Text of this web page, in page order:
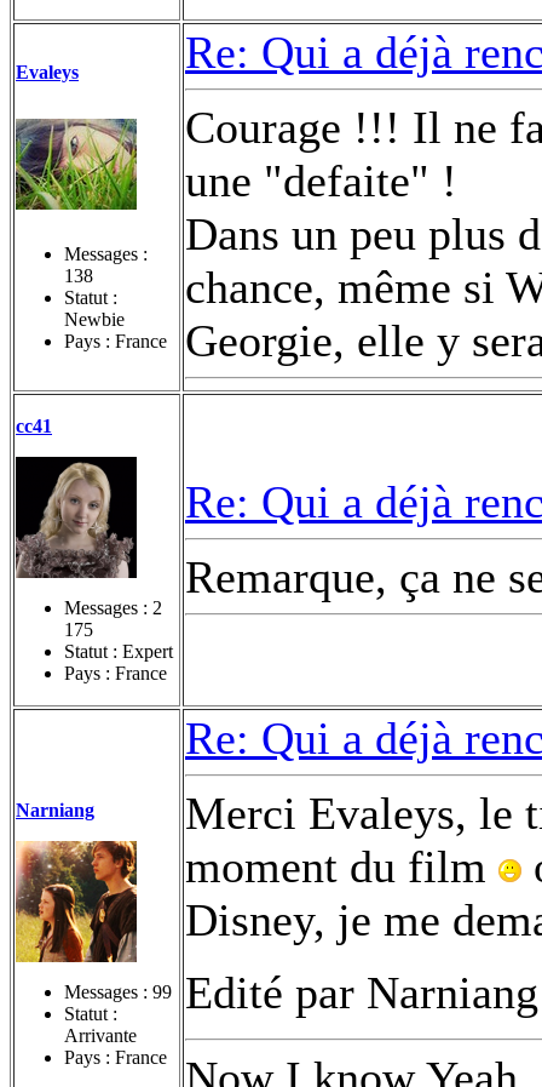
Evaleys
Messages :
138
Statut :
Newbie
Pays : France
Re: Qui a déjà
Courage !!! Il ne
une "defaite" !
Dans un peu plus
chance, même si
Georgie, elle y
cc41
Messages : 2
175
Statut : Expert
Pays : France
Re: Qui a déjà
Remarque, ça ne
Narniang
Messages : 99
Statut :
Arrivante
Pays : France
Re: Qui a déjà
Merci Evaleys, le
moment du film
Disney, je me
Edité par